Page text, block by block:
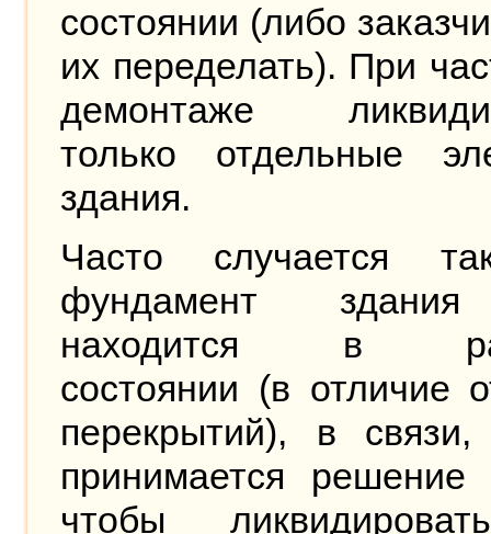
состоянии (либо
их переделать). При
демонтаже
только отдельные
здания.
Часто случается
фундамент
находится в
состоянии (в отличие
перекрытий), в
принимается
чтобы